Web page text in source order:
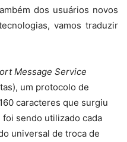
dos usuários novos
vamos traduzir
Message Service
um protocolo de
caracteres que surgiu
sendo utilizado cada
universal de troca de